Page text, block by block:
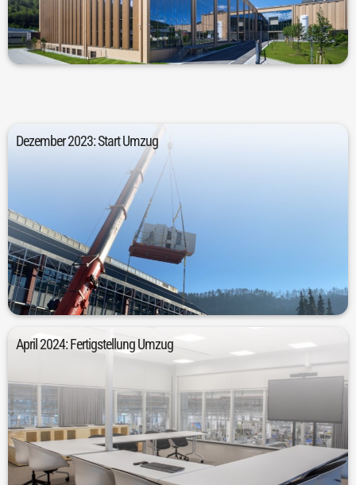
Nach der behördlichen Abnahme wurde das Gebäude im
November 2023 offiziell an Groz-Beckert übergeben. Seitdem
stehen dort 25.768 Quadratmeter Produktionsfläche zur
Dezember 2023: Start Umzug
Am 4. Dezember 2023 startete der Umzug der ersten Maschinen.
Insgesamt wurden über 1.000 Maschinen umgezogen. Im Februar
2024 lief die Produktion im neuen Produktionsgebäude
schrittweise an.
April 2024: Fertigstellung Umzug
Arbeitsplatz von knapp 600 Mitarbeiterinnen und Mitarbeitern.